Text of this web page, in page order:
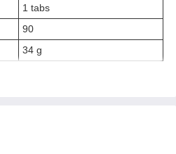
1 tabs
90
34 g